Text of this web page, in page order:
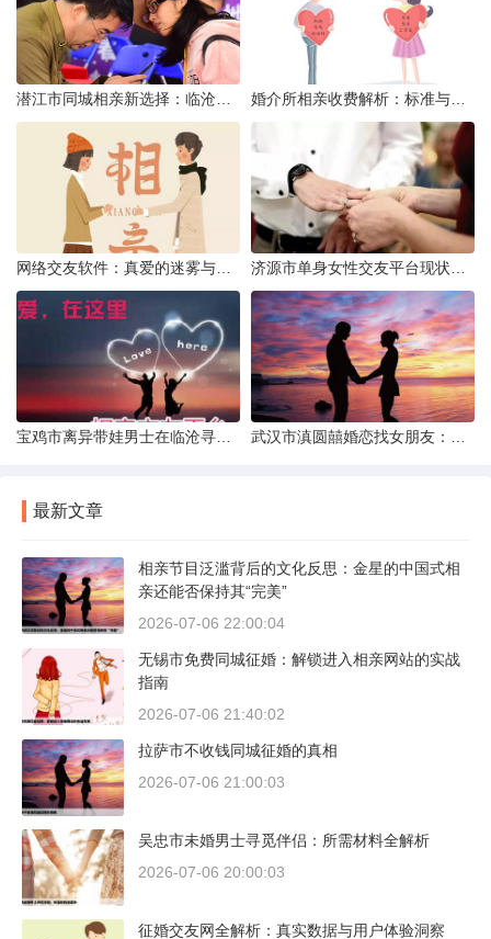
最新文章
相亲节目泛滥背后的文化反思：金星的中国式相
亲还能否保持其“完美”
2026-07-06 22:00:04
无锡市免费同城征婚：解锁进入相亲网站的实战
指南
2026-07-06 21:40:02
拉萨市不收钱同城征婚的真相
2026-07-06 21:00:03
吴忠市未婚男士寻觅伴侣：所需材料全解析
2026-07-06 20:00:03
征婚交友网全解析：真实数据与用户体验洞察